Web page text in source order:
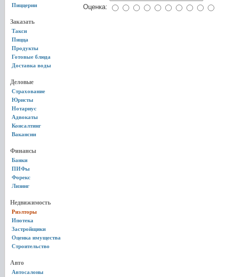
Пиццерии
Заказать
Такси
Пицца
Продукты
Готовые блюда
Доставка воды
Деловые
Страхование
Юристы
Нотариус
Адвокаты
Консалтинг
Вакансии
Финансы
Банки
ПИФы
Форекс
Лизинг
Недвижимость
Риэлторы
Ипотека
Застройщики
Оценка имущества
Строительство
Авто
Автосалоны
Оценка: